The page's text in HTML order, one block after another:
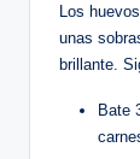
Los
unas
brillante.
Bate